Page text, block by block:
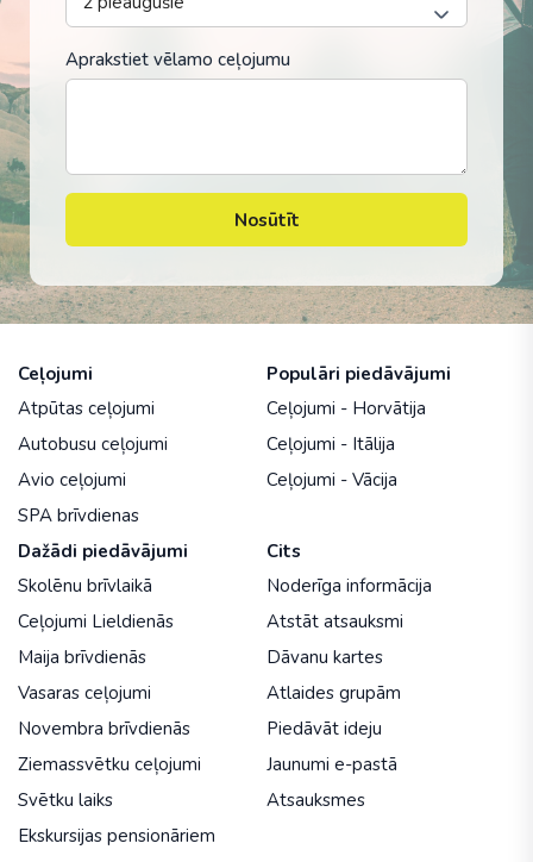
Aprakstiet vēlamo ceļojumu
Nosūtīt
Ceļojumi
Atpūtas ceļojumi
Autobusu ceļojumi
Avio ceļojumi
SPA brīvdienas
Populāri piedāvājumi
Ceļojumi - Horvātija
Ceļojumi - Itālija
Ceļojumi - Vācija
Dažādi piedāvājumi
Skolēnu brīvlaikā
Ceļojumi Lieldienās
Maija brīvdienās
Vasaras ceļojumi
Novembra brīvdienās
Ziemassvētku ceļojumi
Svētku laiks
Ekskursijas pensionāriem
Cits
Noderīga informācija
Atstāt atsauksmi
Dāvanu kartes
Atlaides grupām
Piedāvāt ideju
Jaunumi e-pastā
Atsauksmes